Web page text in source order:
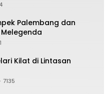
Palembang dan
Kilat di Lintasan
7135